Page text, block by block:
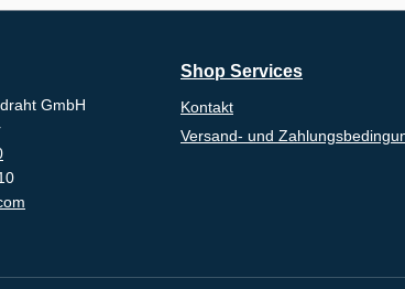
GmbH
Shop Services
Kontakt
Versand- und